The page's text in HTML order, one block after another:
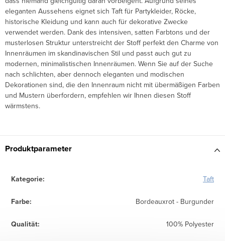
eleganten Aussehens eignet sich Taft für Partykleider, Röcke,
historische Kleidung und kann auch für dekorative Zwecke
verwendet werden. Dank des intensiven, satten Farbtons und der
musterlosen Struktur unterstreicht der Stoff perfekt den Charme von
Innenräumen im skandinavischen Stil und passt auch gut zu
modernen, minimalistischen Innenräumen. Wenn Sie auf der Suche
nach schlichten, aber dennoch eleganten und modischen
Dekorationen sind, die den Innenraum nicht mit übermäßigen Farben
und Mustern überfordern, empfehlen wir Ihnen diesen Stoff
wärmstens.
Produktparameter
Kategorie: Taft
Farbe: Bordeauxrot - Burgunder
Qualität: 100% Polyester